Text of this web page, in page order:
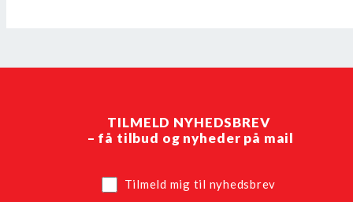
TILMELD NYHEDSBREV
– få tilbud og nyheder på mail
Tilmeld mig til nyhedsbrev